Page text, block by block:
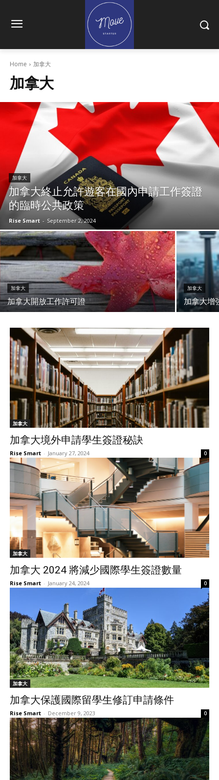
Home 加拿大
加拿大
加拿大
加拿大終止允許遊客在國內申請工作簽證
的臨時公共政策
Rise Smart - September 2, 2024
加拿大
加拿大開放工作許可證
加拿大
加拿大增
加拿大
加拿大境外申請學生簽證秘訣
Rise Smart - January 27, 2024 0
加拿大
加拿大 2024 將減少國際學生簽證數量
Rise Smart - January 24, 2024 0
加拿大
加拿大保護國際留學生修訂申請條件
Rise Smart - December 9, 2023 0